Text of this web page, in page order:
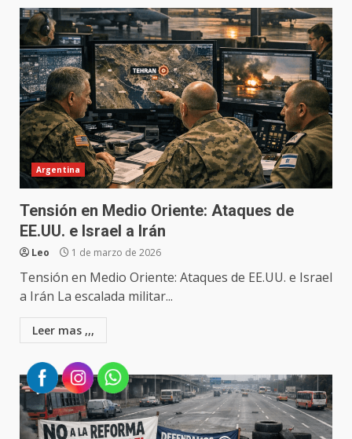
Argentina
Tensión en Medio Oriente: Ataques de
EE.UU. e Israel a Irán
Leo 1 de marzo de 2026
Tensión en Medio Oriente: Ataques de EE.UU. e Israel
a Irán La escalada militar...
Leer mas ,,,